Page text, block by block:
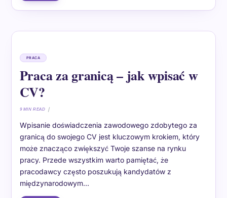
PRACA
Praca za granicą – jak wpisać w
CV?
9 MIN READ
Wpisanie doświadczenia zawodowego zdobytego za
granicą do swojego CV jest kluczowym krokiem, który
może znacząco zwiększyć Twoje szanse na rynku
pracy. Przede wszystkim warto pamiętać, że
pracodawcy często poszukują kandydatów z
międzynarodowym…